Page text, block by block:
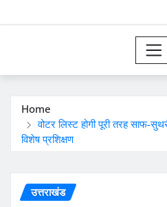
Home
वोटर लिस्ट होगी पूरी तरह साफ-
विशेष प्रशिक्षण
उत्तराखंड